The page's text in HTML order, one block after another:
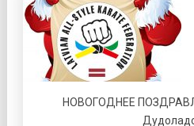
НОВОГОДНЕЕ